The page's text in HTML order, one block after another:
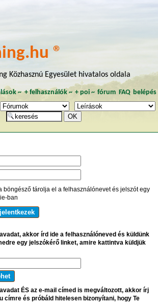
®
Közhasznú Egyesület hivatalos oldala
~ +felhasználók~ + poi~ fórum FAQ belépés
böngésző tárolja el a felhasználónevet és jelszót egy
ban
akkor írd ide a felhasználóneved és küldünk
egy jelszókérő linket, amire kattintva küldjük
ÉS az e-mail címed is megváltozott, akkor írj
címre és próbáld hitelesen bizonyítani, hogy Te